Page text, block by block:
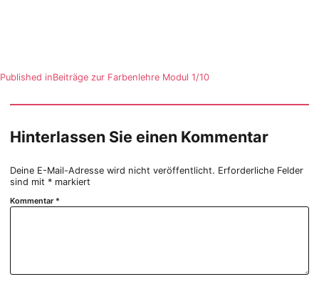
Beitragsnavigation
Published inBeiträge zur Farbenlehre Modul 1/10
Hinterlassen Sie einen Kommentar
Deine E-Mail-Adresse wird nicht veröffentlicht. Erforderliche Felder
sind mit * markiert
Kommentar *